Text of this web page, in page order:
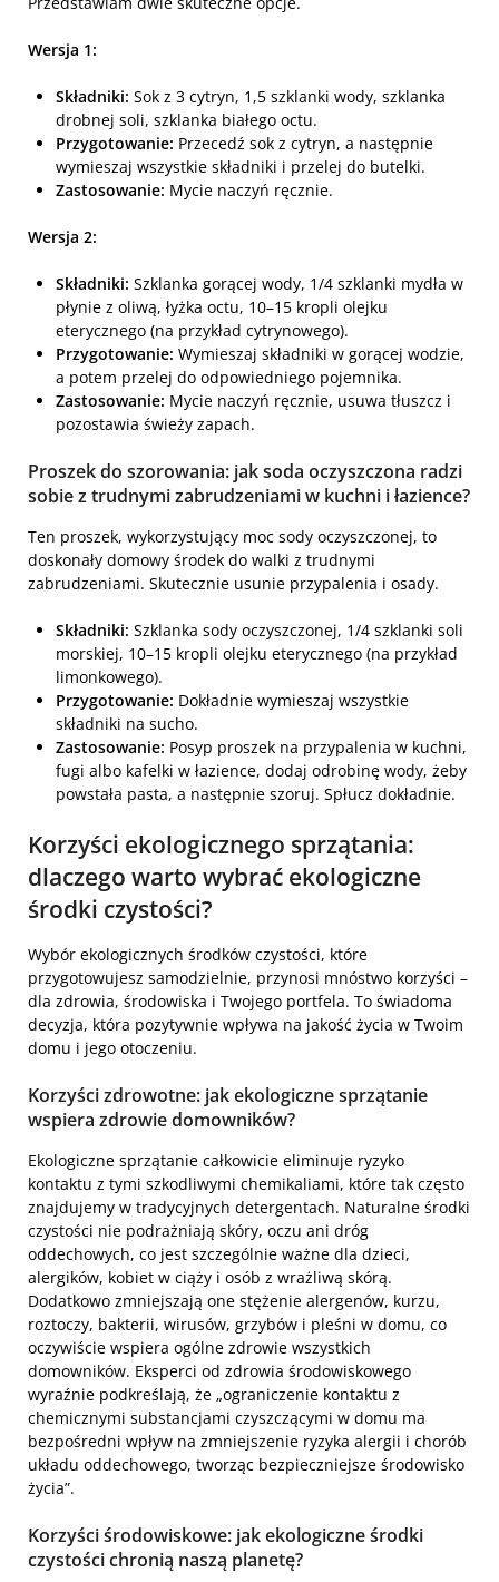
Wersja 1:
Składniki: Sok z 3 cytryn, 1,5 szklanki wody, szklanka
drobnej soli, szklanka białego octu.
Przygotowanie: Przecedź sok z cytryn, a następnie
wymieszaj wszystkie składniki i przelej do butelki.
Zastosowanie: Mycie naczyń ręcznie.
Wersja 2:
Składniki: Szklanka gorącej wody, 1/4 szklanki mydła w
płynie z oliwą, łyżka octu, 10–15 kropli olejku
eterycznego (na przykład cytrynowego).
Przygotowanie: Wymieszaj składniki w gorącej wodzie,
a potem przelej do odpowiedniego pojemnika.
Zastosowanie: Mycie naczyń ręcznie, usuwa tłuszcz i
pozostawia świeży zapach.
Proszek do szorowania: jak soda oczyszczona radzi
sobie z trudnymi zabrudzeniami w kuchni i łazience?
Ten proszek, wykorzystujący moc sody oczyszczonej, to
doskonały domowy środek do walki z trudnymi
zabrudzeniami. Skutecznie usunie przypalenia i osady.
Składniki: Szklanka sody oczyszczonej, 1/4 szklanki soli
morskiej, 10–15 kropli olejku eterycznego (na przykład
limonkowego).
Przygotowanie: Dokładnie wymieszaj wszystkie
składniki na sucho.
Zastosowanie: Posyp proszek na przypalenia w kuchni,
fugi albo kafelki w łazience, dodaj odrobinę wody, żeby
powstała pasta, a następnie szoruj. Spłucz dokładnie.
Korzyści ekologicznego sprzątania:
dlaczego warto wybrać ekologiczne
środki czystości?
Wybór ekologicznych środków czystości, które
przygotowujesz samodzielnie, przynosi mnóstwo korzyści –
dla zdrowia, środowiska i Twojego portfela. To świadoma
decyzja, która pozytywnie wpływa na jakość życia w Twoim
domu i jego otoczeniu.
Korzyści zdrowotne: jak ekologiczne sprzątanie
wspiera zdrowie domowników?
Ekologiczne sprzątanie całkowicie eliminuje ryzyko
kontaktu z tymi szkodliwymi chemikaliami, które tak często
znajdujemy w tradycyjnych detergentach. Naturalne środki
czystości nie podrażniają skóry, oczu ani dróg
oddechowych, co jest szczególnie ważne dla dzieci,
alergików, kobiet w ciąży i osób z wrażliwą skórą.
Dodatkowo zmniejszają one stężenie alergenów, kurzu,
roztoczy, bakterii, wirusów, grzybów i pleśni w domu, co
oczywiście wspiera ogólne zdrowie wszystkich
domowników. Eksperci od zdrowia środowiskowego
wyraźnie podkreślają, że „ograniczenie kontaktu z
chemicznymi substancjami czyszczącymi w domu ma
bezpośredni wpływ na zmniejszenie ryzyka alergii i chorób
układu oddechowego, tworząc bezpieczniejsze środowisko
życia”.
Korzyści środowiskowe: jak ekologiczne środki
czystości chronią naszą planetę?